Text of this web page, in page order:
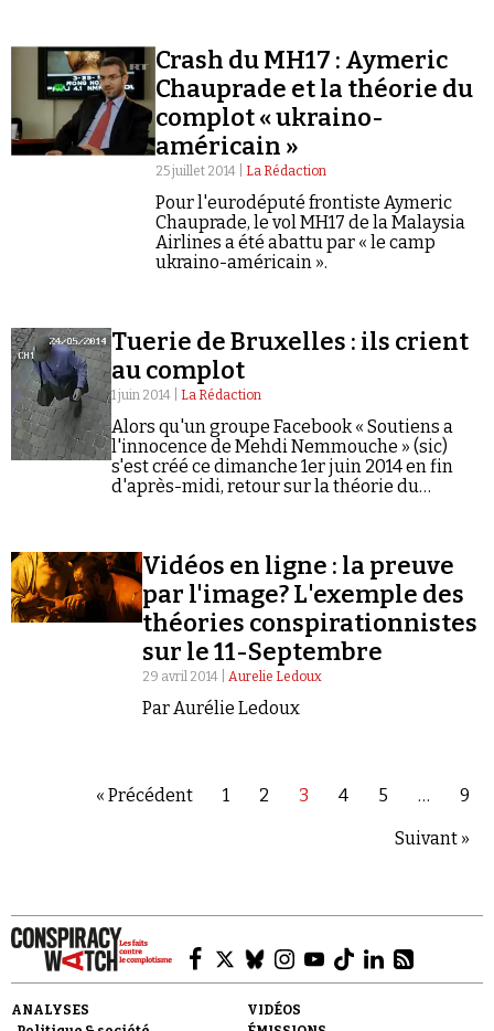
Crash du MH17 : Aymeric
Chauprade et la théorie du
complot « ukraino-
américain »
25 juillet 2014 | La Rédaction
Pour l'eurodéputé frontiste Aymeric
Chauprade, le vol MH17 de la Malaysia
Airlines a été abattu par « le camp
ukraino-américain ».
Tuerie de Bruxelles : ils crient
au complot
1 juin 2014 | La Rédaction
Alors qu'un groupe Facebook « Soutiens a
l'innocence de Mehdi Nemmouche » (sic)
s'est créé ce dimanche 1er juin 2014 en fin
d'après-midi, retour sur la théorie du
Vidéos en ligne : la preuve
par l'image? L'exemple des
théories conspirationnistes
sur le 11-Septembre
29 avril 2014 |Aurelie Ledoux
Par Aurélie Ledoux
« Précédent 1 2 3 4 5 … 9
Suivant »
ANALYSES
VIDÉOS